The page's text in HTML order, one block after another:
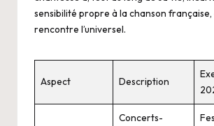
sensibilité propre à la chanson française,
rencontre l’universel.
Aspect Description
Concerts-